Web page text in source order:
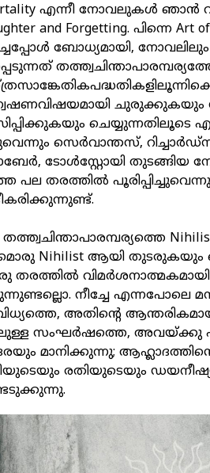
എന്നീ നോവലുകള്‍ ഞാന്‍
and Forgetting. പിന്നെ
ബോധ്യമായി,
ചുരുക്കുകയും
ചെയ്യുന്നതിലൂടെ
സെര്‍വാന്തസ്,
ടോള്‍സ്റ്റോയി തുടങ്ങിയ
പല തരത്തില്‍
Nihilist ആയി തുടരുകയും
തരത്തില്‍
നീച്ചേ എന്നപോലെ
അതിന്റെ
സംഘര്‍ഷത്തെ, അവയ്ക്കു
മാനിക്കുന്നു;
രതിയുടെയും